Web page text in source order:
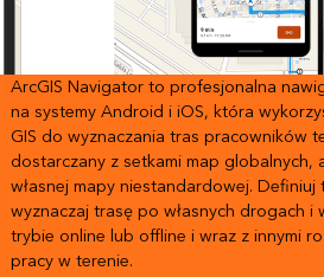
ArcGIS Navigator to profesjonalna
na systemy Android i iOS, która
GIS do wyznaczania tras pracowników
dostarczany z setkami map globalnych,
własnej mapy niestandardowej.
wyznaczaj trasę po własnych drogach i
trybie online lub offline i wraz z innymi
pracy w terenie.